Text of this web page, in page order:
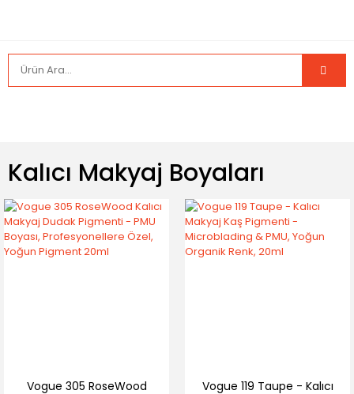
Kalıcı Makyaj Boyaları
Vogue 305 RoseWood
Vogue 119 Taupe - Kalıcı